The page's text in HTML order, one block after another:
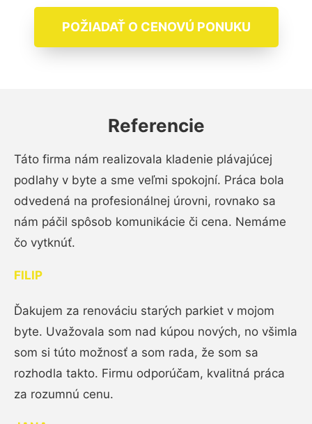
POŽIADAŤ O CENOVÚ PONUKU
Referencie
Táto firma nám realizovala kladenie plávajúcej
podlahy v byte a sme veľmi spokojní. Práca bola
odvedená na profesionálnej úrovni, rovnako sa
nám páčil spôsob komunikácie či cena. Nemáme
čo vytknúť.
FILIP
Ďakujem za renováciu starých parkiet v mojom
byte. Uvažovala som nad kúpou nových, no všimla
som si túto možnosť a som rada, že som sa
rozhodla takto. Firmu odporúčam, kvalitná práca
za rozumnú cenu.